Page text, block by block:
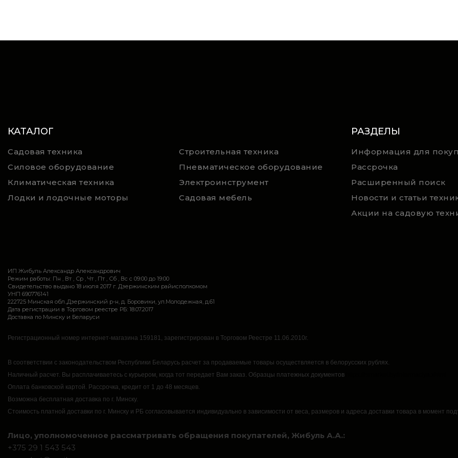
КАТАЛОГ
Садовая техника
Строительная техника
Силовое оборудование
Пневматическое оборудование
Климатическая техника
Электроинструмент
Лодки и лодочные моторы
Садовая мебель
РАЗДЕЛЫ
Информация для
Рассрочка
Расширенный поиск
ИП Жибуль Александр Александрович
Режим работы: Пн , Вт , Ср , Чт , Пт , Сб , Вс c 09:00 до 19:00
Свидетельство выдано 18 июля 2017 г. Дзержинским райисполкомом
УНП 690776141
222725 Минская обл.,Дзержинский р-н, д. Боровики, ул.Молодежная, д.61
Дата регистрации в Торговом реестре РБ: 18.07.2017
Доставка по Минску и Беларуси
Регистрационный номер интернет-магазина 159181, зарегистрирован в Торговом Реестре 11.06.2010г.
В соответствии с законодательством Республики Беларусь расчет за продаваемые товары осуществляется в белорусских рублях.
Наличный расчет. Вы расплачиваетесь с курьером, когда тот передает Вам заказ. Образцы платежных документов
Оплата банковской картой. Рассрочка, кредит от 1 до 48 месяцев.
Возможна бесплатная доставка по г. Минску.
Стоимость платной доставки по г. Минску и РБ согласовывается индивидуально в зависимости от веса, размеров и адреса доставки товара в момент
Лицо, уполномоченное рассматривать обращения покупателей, Жибуль А.А.:
+375 29 1 543 543